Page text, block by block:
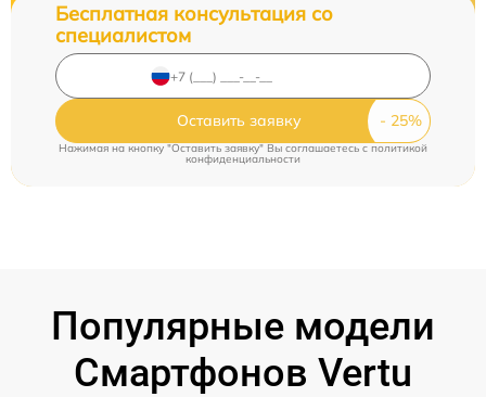
Бесплатная консультация со
специалистом
Оставить заявку
Нажимая на кнопку "Оставить заявку" Вы соглашаетесь cполитикой
конфиденциальности
Популярные модели
Смартфонов Vertu